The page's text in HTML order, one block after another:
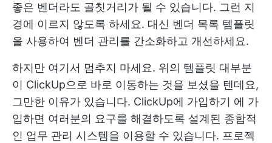
좋은 벤더라도 골칫거리가 될 수 있습니다. 그런 지
경에 이르지 않도록 하세요. 대신 벤더 목록 템플릿
을 사용하여 벤더 관리를 간소화하고 개선하세요.
하지만 여기서 멈추지 마세요. 위의 템플릿 대부분
이 ClickUp으로 바로 이동하는 것을 보셨을 텐데요,
그만한 이유가 있습니다. ClickUp에 가입하기 에 가
입하면 여러분의 요구를 해결하도록 설계된 종합적
인 업무 관리 시스템을 이용할 수 있습니다. 프로젝